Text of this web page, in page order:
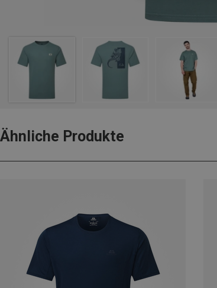
Ähnliche Produkte